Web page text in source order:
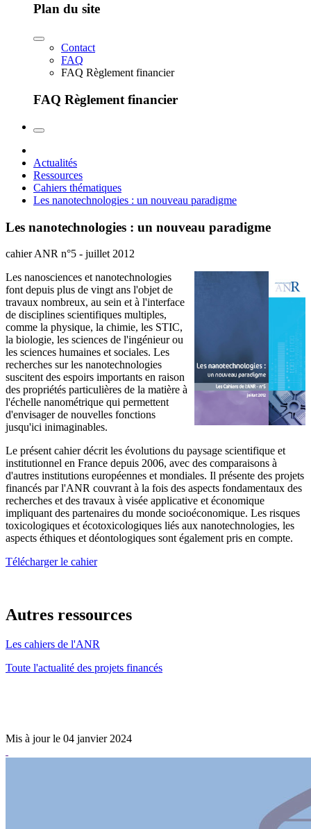
Plan du site
Contact
FAQ
FAQ Règlement financier
FAQ Règlement financier
Actualités
Ressources
Cahiers thématiques
Les nanotechnologies : un nouveau paradigme
Les nanotechnologies : un nouveau paradigme
cahier ANR n°5 - juillet 2012
Les nanosciences et nanotechnologies
font depuis plus de vingt ans l'objet de
travaux nombreux, au sein et à l'interface
de disciplines scientifiques multiples,
comme la physique, la chimie, les STIC,
la biologie, les sciences de l'ingénieur ou
les sciences humaines et sociales. Les
recherches sur les nanotechnologies
suscitent des espoirs importants en raison
des propriétés particulières de la matière à
l'échelle nanométrique qui permettent
d'envisager de nouvelles fonctions
jusqu'ici inimaginables.
Le présent cahier décrit les évolutions du paysage scientifique et
institutionnel en France depuis 2006, avec des comparaisons à
d'autres institutions européennes et mondiales. Il présente des projets
financés par l'ANR couvrant à la fois des aspects fondamentaux des
recherches et des travaux à visée applicative et économique
impliquant des partenaires du monde socioéconomique. Les risques
toxicologiques et écotoxicologiques liés aux nanotechnologies, les
aspects éthiques et déontologiques sont également pris en compte.
Télécharger le cahier
Autres ressources
Les cahiers de l'ANR
Toute l'actualité des projets financés
Mis à jour le 04 janvier 2024